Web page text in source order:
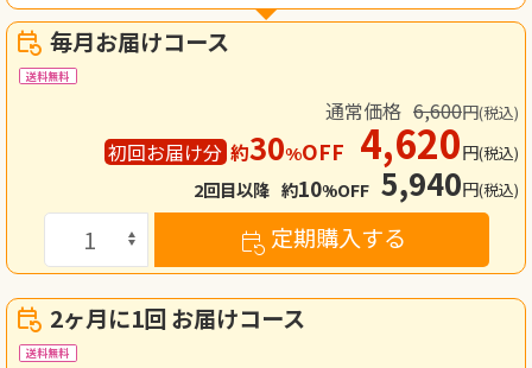
毎月お届けコース
送料無料
通常価格 6,600円(税込)
初回お届け分 約30%OFF 4,620円(税込)
2回目以降 約10%OFF 5,940円(税込)
定期購入する
2ヶ月に1回 お届けコース
送料無料